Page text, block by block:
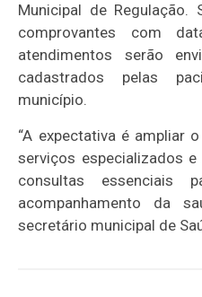
Municipal de Regulação.
comprovantes com
atendimentos serão
cadastrados pelas
município.
“A expectativa é ampliar
serviços especializados
consultas
acompanhamento da
secretário municipal de